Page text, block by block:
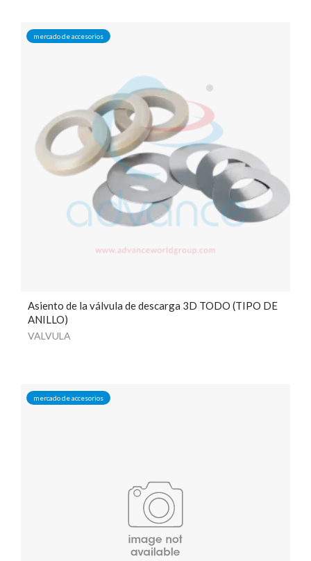
mercado de accesorios
Asiento de la válvula de descarga 3D TODO (TIPO DE
ANILLO)
VALVULA
mercado de accesorios